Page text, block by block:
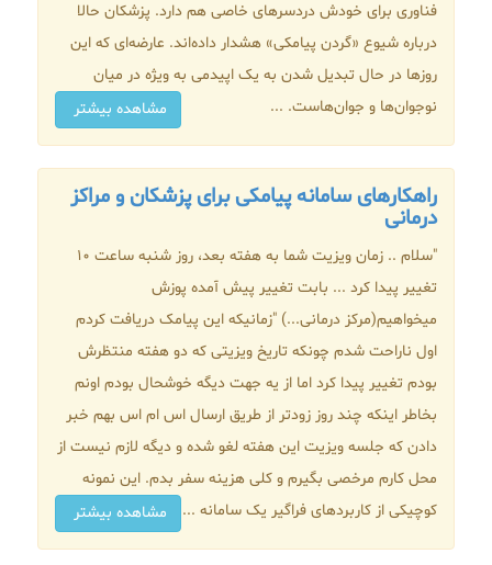
فناوری برای خودش دردسرهای خاصی هم دارد. پزشکان حالا
درباره شیوع «گردن پیامکی» هشدار داده‌اند. عارضه‌ای که این
روزها در حال تبدیل شدن به یک اپیدمی به ویژه در میان
نوجوان‌ها و جوان‌هاست. ...
مشاهده بیشتر
راهکارهای سامانه پیامکی برای پزشکان و مراکز
درمانی
"سلام .. زمان ویزیت شما به هفته بعد، روز شنبه ساعت 10
تغییر پیدا کرد ... بابت تغییر پیش آمده پوزش
میخواهیم(مرکز درمانی...) "زمانیکه این پیامک دریافت کردم
اول ناراحت شدم چونکه تاریخ ویزیتی که دو هفته منتظرش
بودم تغییر پیدا کرد اما از یه جهت دیگه خوشحال بودم اونم
بخاطر اینکه چند روز زودتر از طریق ارسال اس ام اس بهم خبر
دادن که جلسه ویزیت این هفته لغو شده و دیگه لازم نیست از
محل کارم مرخصی بگیرم و کلی هزینه سفر بدم. این نمونه
کوچیکی از کاربردهای فراگیر یک سامانه ...
مشاهده بیشتر